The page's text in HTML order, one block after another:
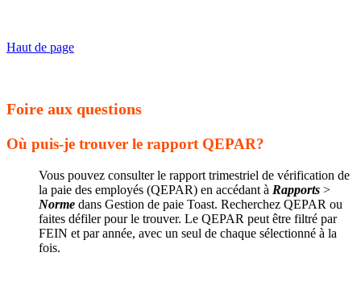
Haut de page
Foire aux questions
Où puis-je trouver le rapport QEPAR?
Vous pouvez consulter le rapport trimestriel de vérification de
la paie des employés (QEPAR) en accédant à Rapports >
Norme dans Gestion de paie Toast. Recherchez QEPAR ou
faites défiler pour le trouver. Le QEPAR peut être filtré par
FEIN et par année, avec un seul de chaque sélectionné à la
fois.